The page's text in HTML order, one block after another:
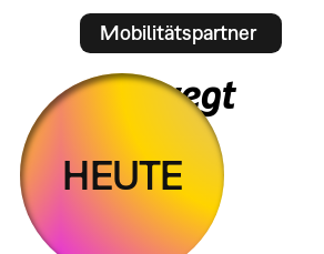
Mobilitätspartner
HEUTE